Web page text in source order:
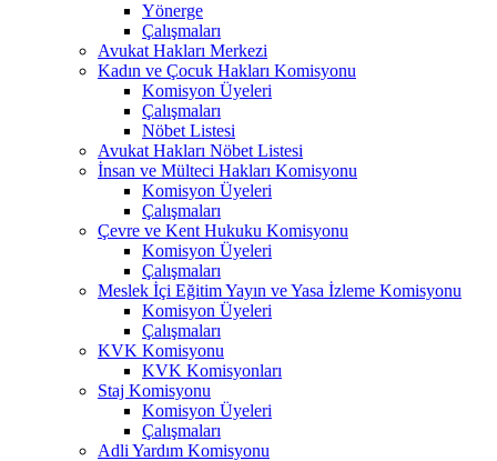
Yönerge
Çalışmaları
Avukat Hakları Merkezi
Kadın ve Çocuk Hakları Komisyonu
Komisyon Üyeleri
Çalışmaları
Nöbet Listesi
Avukat Hakları Nöbet Listesi
İnsan ve Mülteci Hakları Komisyonu
Komisyon Üyeleri
Çalışmaları
Çevre ve Kent Hukuku Komisyonu
Komisyon Üyeleri
Çalışmaları
Meslek İçi Eğitim Yayın ve Yasa İzleme Komisyonu
Komisyon Üyeleri
Çalışmaları
KVK Komisyonu
KVK Komisyonları
Staj Komisyonu
Komisyon Üyeleri
Çalışmaları
Adli Yardım Komisyonu